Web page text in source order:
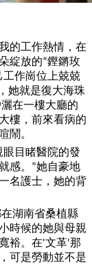
的工作熱情，在
朵綻放的“鏗鏘玫
工作崗位上兢兢
，她就是復大海珠
在一樓大廳的
樓，前來看病的
鬧。
目睹醫院的發
感。 ”她自豪地
名護士，她的背
湖南省桑植縣
時候的她與母親
裕。在'文革'那
可是勞動並不是